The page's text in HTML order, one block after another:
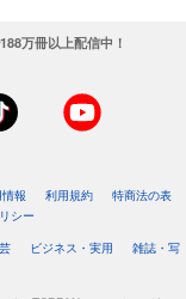
万冊以上配信中！
報 利用規約
特商法の表
シー
ビジネス・実用
雑誌・写